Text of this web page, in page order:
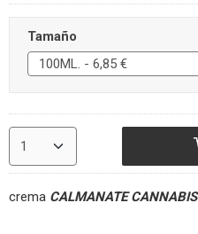
Tamaño
crema CALMANATE CANNABIS